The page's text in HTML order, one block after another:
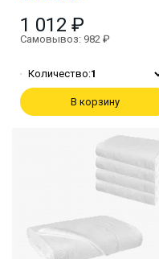
1 012 ₽
Самовывоз: 982 ₽
Количество:1
В корзину